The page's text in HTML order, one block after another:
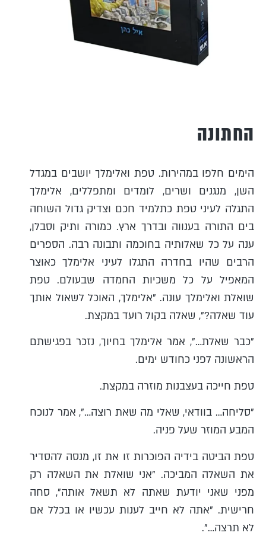
החתונה
הימים חלפו במהירות. טפת ואלימלך יושבים במגדל
השן, מנגנים ושרים, לומדים ומתפללים, אלימלך
התגלה לעיני טפת כתלמיד חכם וצדיק גדול השוחה
בים התורה בענווה ובדרך ארץ. כמורה ותיק וסבלן,
ענה על כל שאלותיה בחוכמה ותבונה רבה. הספרים
הרבים שהיו בחדרה התגלו לעיני אלימלך כאוצר
המאפיל על כל משכיות החמדה שבעולם. טפת
שואלת ואלימלך עונה. "אלימלך, האוכל לשאול אותך
עוד שאלה?", שאלה בקול רועד במקצת.
"כבר שאלת…", אמר אלימלך בחיוך, נזכר בפגישתם
הראשונה לפני כחודש ימים.
טפת חייכה בעצבנות מוזרה במקצת.
"סליחה… בוודאי, שאלי מה שאת רוצה…", אמר לנוכח
המבע המוזר שעל פניה.
טפת הביטה בידיה הפוכרות זו את זו, מנסה להסדיר
את השאלה המביכה. "אני שואלת את השאלה רק
מפני שאני יודעת שאתה לא תשאל אותה", סחה
חרישית. "אתה לא חייב לענות עכשיו או בכלל אם
לא תרצה…".